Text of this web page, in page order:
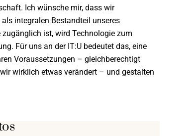
Ich wünsche mir, dass wir
integralen Bestandteil unseres
ist, wird Technologie zum
Für uns an der IT:U bedeutet das, eine
Voraussetzungen – gleichberechtigt
wirklich etwas verändert – und gestalten